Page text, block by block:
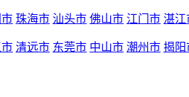
珠海市 汕头市 佛山市 江门市 湛江
市 清远市 东莞市 中山市 潮州市 揭阳